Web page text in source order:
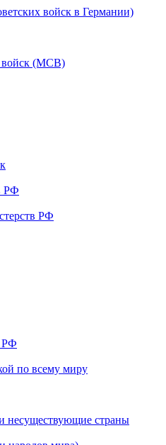
войск в Германии)
войск (МСВ)
РФ
РФ
РФ
по всему миру
несуществующие страны